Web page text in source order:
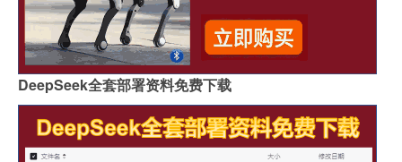
DeepSeek全套部署资料免费下载